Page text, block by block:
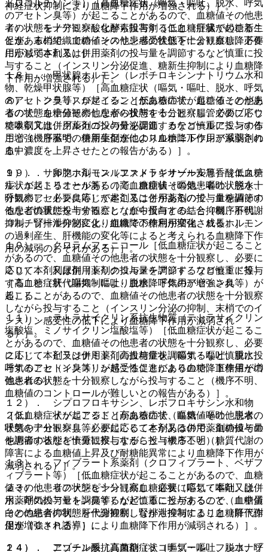
ドロコルチゾン等）［高血糖症状（嘔気・嘔吐、脱水、呼気
のアセトン臭等）が起こることがあるので、血糖値その他患
者の状態を十分観察しながら投与すること（肝臓での糖新生
促進、末梢組織でのインスリン感受性低下により血糖降下作
用が減弱される）］。
１８）． 甲状腺ホルモン（レボチロキシンナトリウム水和
物、乾燥甲状腺等）［高血糖症状（嘔気・嘔吐、脱水、呼気
のアセトン臭等）が起こることがあるので、血糖値その他患
者の状態を十分観察しながら投与すること（腸管でのブドウ
糖吸収亢進、グルカゴンの分泌促進、カテコールアミンの作
用増強、肝臓での糖新生促進により血糖降下作用が減弱され
る）］。
１９）． 卵胞ホルモン（エストラジオール安息香酸エステ
ル、エストリオール等）［高血糖症状（嘔気・嘔吐、脱水、
呼気のアセトン臭等）が起こることがあるので、血糖値その
他患者の状態を十分観察しながら投与すること（機序不明、
コルチゾール分泌変化、組織での糖利用変化、成長ホルモン
の過剰産生、肝機能の変化等によると考えられる血糖降下作
用の減弱のおそれがある）］。
２０）． 利尿剤（トリクロルメチアジド、フロセミド等）
［高血糖症状（嘔気・嘔吐、脱水、呼気のアセトン臭等）が
起こることがあるので、血糖値その他患者の状態を十分観察
しながら投与すること（インスリン分泌の抑制、末梢でのイ
ンスリン感受性の低下により血糖降下作用が減弱され
る）］。
２１）． ピラジナミド［高血糖症状（嘔気・嘔吐、脱水、
呼気のアセトン臭等）が起こることがあるので、血糖値その
他患者の状態を十分観察しながら投与すること（機序不明、
血糖値のコントロールが難しいとの報告がある）］。
２２）． イソニアジド［高血糖症状（嘔気・嘔吐、脱水、
呼気のアセトン臭等）が起こることがあるので、血糖値その
他患者の状態を十分観察しながら投与すること（糖質代謝の
障害による血糖値上昇及び耐糖能異常により血糖降下作用が
減弱される）］。
２３）． リファンピシン［高血糖症状（嘔気・嘔吐、脱
水、呼気のアセトン臭等）が起こることがあるので、血糖値
その他患者の状態を十分観察しながら投与すること（肝代謝
促進（ＣＹＰ誘導）により血糖降下作用が減弱される）］。
２４）． ニコチン酸［高血糖症状（嘔気・嘔吐、脱水、呼
神経症状抑制により血糖降下作用が増強される）］。
７）． モノアミン酸化酵素阻害剤［低血糖症状が起こるこ
とがあるので、血糖値その他患者の状態を十分観察し、必要
に応じて本剤又は併用薬剤の投与量を調節するなど慎重に投
与すること（インスリン分泌促進、糖新生抑制により血糖降
下作用が増強される）］。
８）． クラリスロマイシン［低血糖症状が起こることがあ
るので、血糖値その他患者の状態を十分観察し、必要に応じ
て本剤又は併用薬剤の投与量を調節するなど慎重に投与する
こと（機序不明、併用薬剤が他のスルホニルウレア系薬剤の
血中濃度を上昇させたとの報告がある）］。
９）． サルファ剤（スルファメトキサゾール等）［低血糖
症状が起こることがあるので、血糖値その他患者の状態を十
分観察し、必要に応じて本剤又は併用薬剤の投与量を調節す
るなど慎重に投与すること（血中蛋白との結合抑制、肝代謝
抑制、腎排泄抑制により血糖降下作用が増強される）］。
１０）． クロラムフェニコール［低血糖症状が起こること
があるので、血糖値その他患者の状態を十分観察し、必要に
応じて本剤又は併用薬剤の投与量を調節するなど慎重に投与
すること（肝代謝抑制により血糖降下作用が増強され
る）］。
１１）． テトラサイクリン系抗生物質（テトラサイクリン
塩酸塩、ミノサイクリン塩酸塩等）［低血糖症状が起こるこ
とがあるので、血糖値その他患者の状態を十分観察し、必要
に応じて本剤又は併用薬剤の投与量を調節するなど慎重に投
与すること（インスリン感受性促進により血糖降下作用が増
強される）］。
１２）． シプロフロキサシン、レボフロキサシン水和物
［低血糖症状が起こることがあるので、血糖値その他患者の
状態を十分観察し、必要に応じて本剤又は併用薬剤の投与量
を調節するなど慎重に投与すること（機序不明）］。
１３）． フィブラート系薬剤（クロフィブラート、ベザフ
ィブラート等）［低血糖症状が起こることがあるので、血糖
値その他患者の状態を十分観察し、必要に応じて本剤又は併
用薬剤の投与量を調節するなど慎重に投与すること（血中蛋
白との結合抑制、肝代謝抑制、腎排泄抑制により血糖降下作
用が増強される）］。
１４）． アゾール系抗真菌剤（ミコナゾール、フルコナゾ